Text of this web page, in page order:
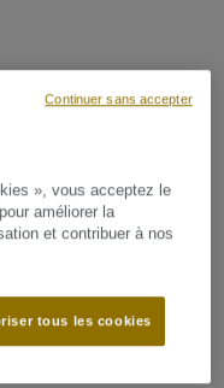
», vous acceptez le
améliorer la
et contribuer à nos
tous les cookies
Continuer sans accepter